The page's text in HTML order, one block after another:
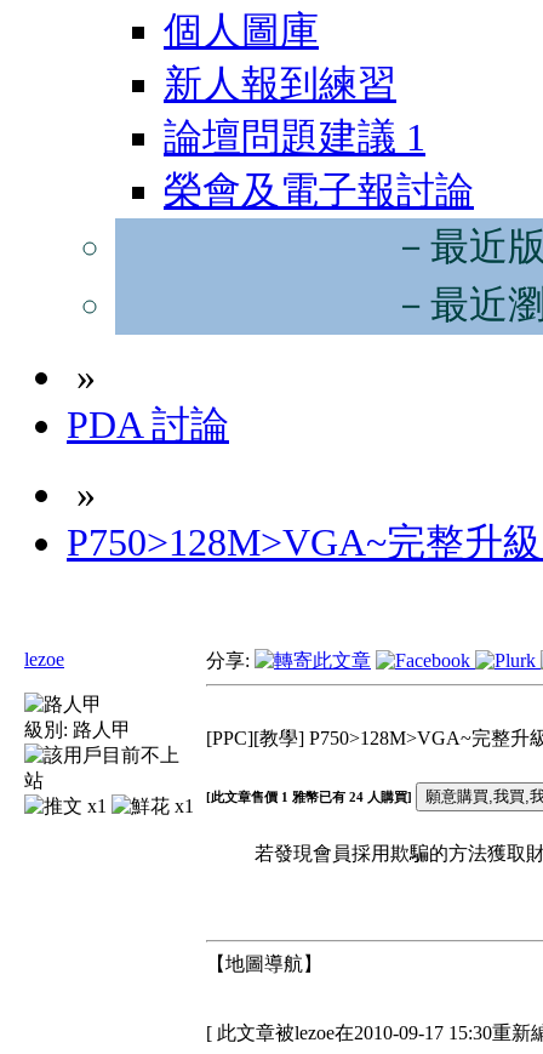
個人圖庫
新人報到練習
論壇問題建議 1
榮會及電子報討論
－最近
－最近
»
PDA 討論
»
P750>128M>VGA~完整升
lezoe
級別: 路人甲
x1 x1
分享:
[PPC][教學] P750>128M>VGA~完整升
[此文章售價 1 雅幣已有 24 人購買]
若發現會員採用欺騙的方法獲取
【地圖導航】
[ 此文章被lezoe在2010-09-17 15:30重新